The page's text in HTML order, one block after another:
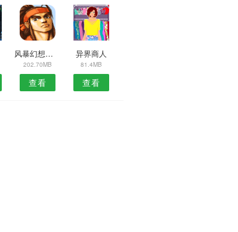
风暴幻想应用宝
202.70MB
查看
异界商人
81.4MB
查看